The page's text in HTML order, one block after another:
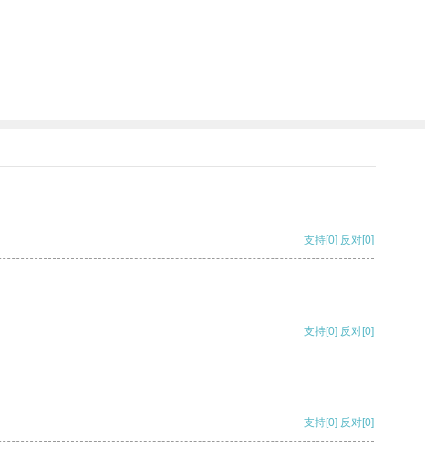
支持[0] 反对[0]
支持[0] 反对[0]
支持[0] 反对[0]